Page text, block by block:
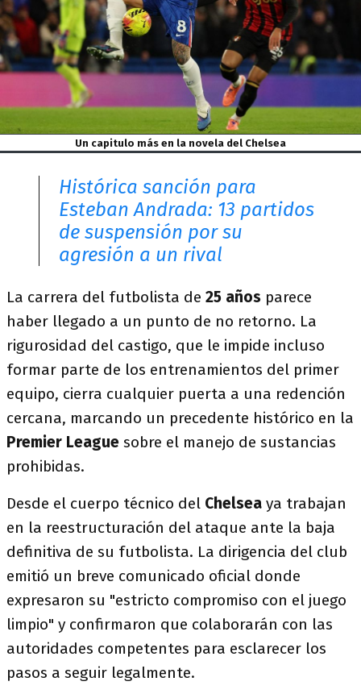
Un capitulo más en la novela del Chelsea
Histórica sanción para
Esteban Andrada: 13 partidos
de suspensión por su
agresión a un rival
La carrera del futbolista de 25 años parece
haber llegado a un punto de no retorno. La
rigurosidad del castigo, que le impide incluso
formar parte de los entrenamientos del primer
equipo, cierra cualquier puerta a una redención
cercana, marcando un precedente histórico en la
Premier League sobre el manejo de sustancias
prohibidas.
Desde el cuerpo técnico del Chelsea ya trabajan
en la reestructuración del ataque ante la baja
definitiva de su futbolista. La dirigencia del club
emitió un breve comunicado oficial donde
expresaron su "estricto compromiso con el juego
limpio" y confirmaron que colaborarán con las
autoridades competentes para esclarecer los
pasos a seguir legalmente.